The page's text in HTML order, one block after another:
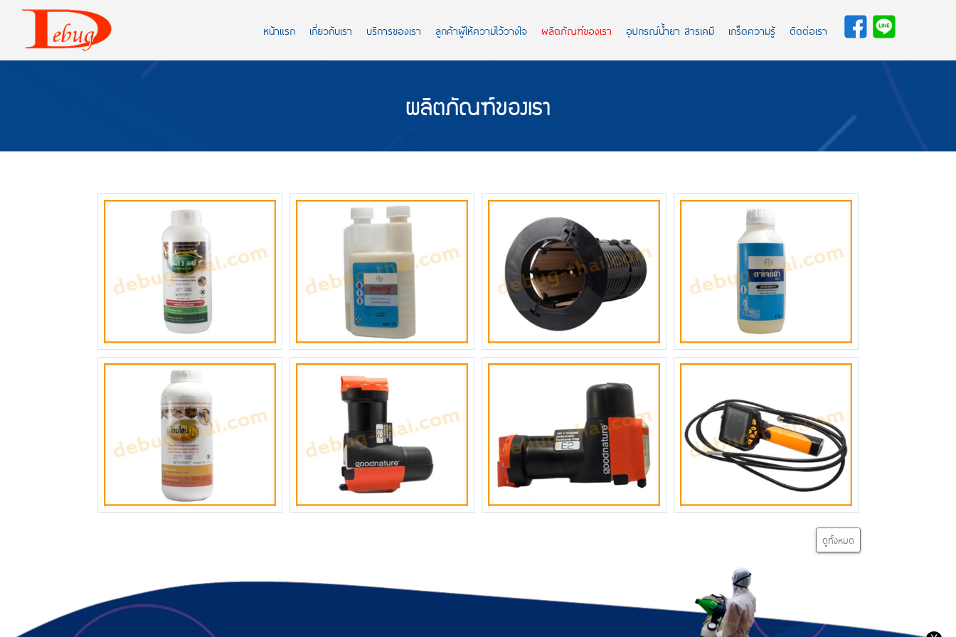
หน้าแรก เกี่ยวกับเรา บริการของเรา ลูกค้าผู้ให้ความไว้วางใจ ผลิตภัณฑ์ของเรา อุปกรณ์น้ำยา สารเคมี เกร็ดความรู้ ติดต่อเรา
ผลิตภัณฑ์ของเรา
ดูทั้งหมด